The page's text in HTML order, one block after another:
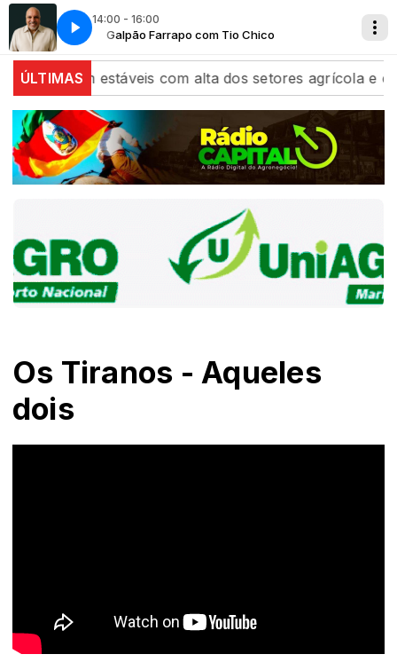
14:00 - 16:00
Galpão Farrapo com Tio Chico
ÚLTIMAS
fecham estáveis com alta dos setores agrícola e de
Os Tiranos - Aqueles
dois